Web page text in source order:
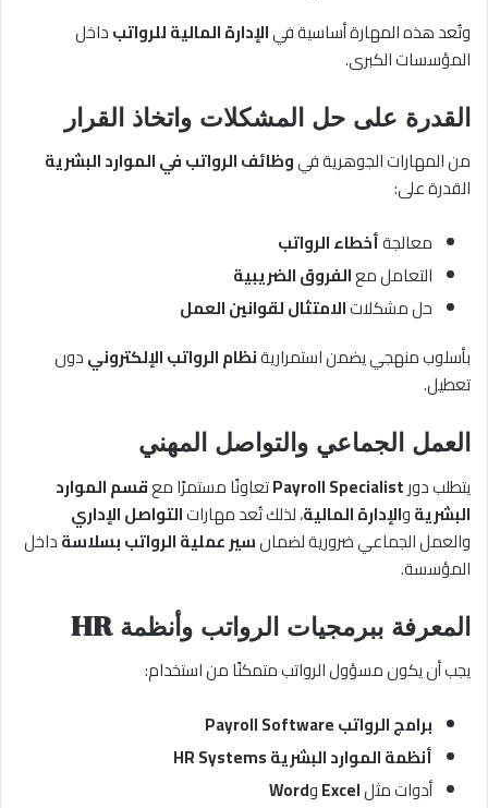
وتُعد هذه المهارة أساسية فيالإدارة المالية للرواتبداخل
المؤسسات الكبرى.
القدرة على حل المشكلات واتخاذ القرار
من المهارات الجوهرية فيوظائف الرواتب في الموارد البشرية
القدرة على:
معالجةأخطاء الرواتب
التعامل معالفروق الضريبية
حل مشكلاتالامتثال لقوانين العمل
بأسلوب منهجي يضمن استمراريةنظام الرواتب الإلكترونيدون
تعطيل.
العمل الجماعي والتواصل المهني
يتطلب دورPayroll Specialistتعاونًا مستمرًا معقسم الموارد
البشريةوالإدارة المالية، لذلك تُعد مهاراتالتواصل الإداري
والعمل الجماعي ضرورية لضمانسير عملية الرواتب بسلاسةداخل
المؤسسة.
المعرفة ببرمجيات الرواتب وأنظمة HR
يجب أن يكون مسؤول الرواتب متمكنًا من استخدام:
برامج الرواتب Payroll Software
أنظمة الموارد البشرية HR Systems
أدوات مثلExcelوWord